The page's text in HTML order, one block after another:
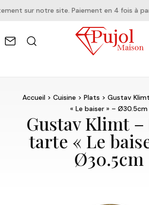
sur notre site. Paiement en 4 fois à
Accueil> Cuisine> Plats > Gustav
« Le baiser » – Ø30.5cm
Gustav Klimt –
tarte « Le
Ø30.5cm